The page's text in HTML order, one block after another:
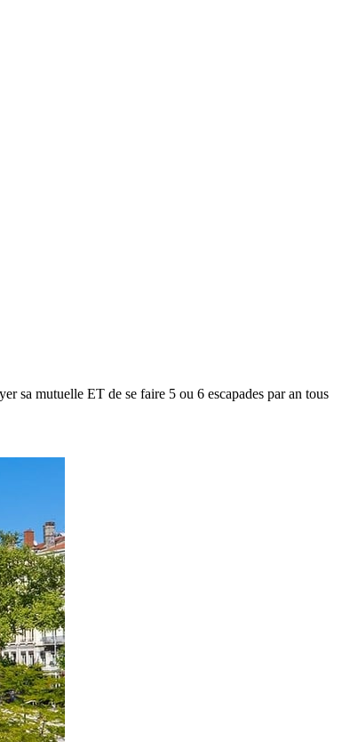
sa mutuelle ET de se faire 5 ou 6 escapades par an tous